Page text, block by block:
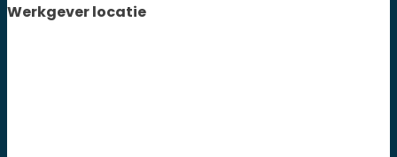
Werkgever locatie